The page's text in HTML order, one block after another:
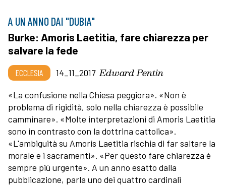
A UN ANNO DAI "DUBIA"
Burke: Amoris Laetitia, fare chiarezza per
salvare la fede
ECCLESIA 14_11_2017 Edward Pentin
«La confusione nella Chiesa peggiora». «Non è
problema di rigidità, solo nella chiarezza è possibile
camminare». «Molte interpretazioni di Amoris Laetitia
sono in contrasto con la dottrina cattolica».
«L'ambiguità su Amoris Laetitia rischia di far saltare la
morale e i sacramenti». «Per questo fare chiarezza è
sempre più urgente». A un anno esatto dalla
pubblicazione, parla uno dei quattro cardinali